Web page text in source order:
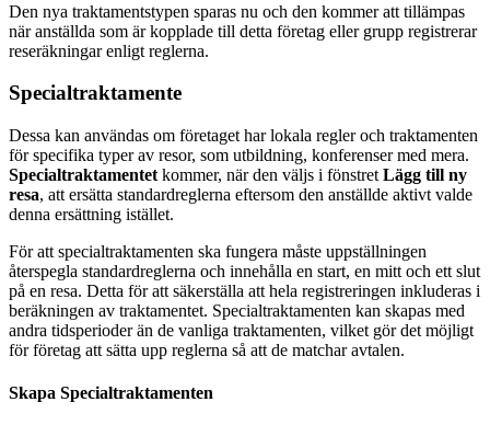
Den nya traktamentstypen sparas nu och den kommer att tillämpas
när anställda som är kopplade till detta företag eller grupp registrerar
reseräkningar enligt reglerna.
Specialtraktamente
Dessa kan användas om företaget har lokala regler och traktamenten
för specifika typer av resor, som utbildning, konferenser med mera.
Specialtraktamentet kommer, när den väljs i fönstret Lägg till ny
resa, att ersätta standardreglerna eftersom den anställde aktivt valde
denna ersättning istället.
För att specialtraktamenten ska fungera måste uppställningen
återspegla standardreglerna och innehålla en start, en mitt och ett slut
på en resa. Detta för att säkerställa att hela registreringen inkluderas i
beräkningen av traktamentet. Specialtraktamenten kan skapas med
andra tidsperioder än de vanliga traktamenten, vilket gör det möjligt
för företag att sätta upp reglerna så att de matchar avtalen.
Skapa Specialtraktamenten